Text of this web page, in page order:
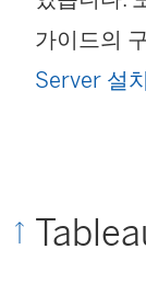
가이드의
Server 설